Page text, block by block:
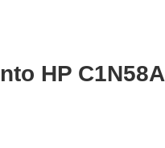
HP C1N58A